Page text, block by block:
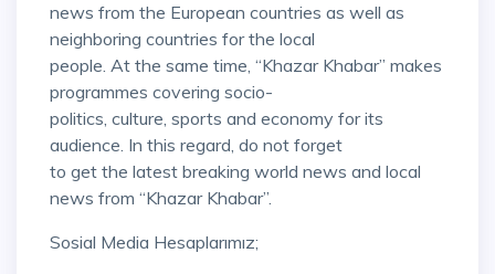
news from the European countries as well as
neighboring countries for the local
people. At the same time, “Khazar Khabar” makes
programmes covering socio-
politics, culture, sports and economy for its
audience. In this regard, do not forget
to get the latest breaking world news and local
news from “Khazar Khabar”.
Sosial Media Hesaplarımız;